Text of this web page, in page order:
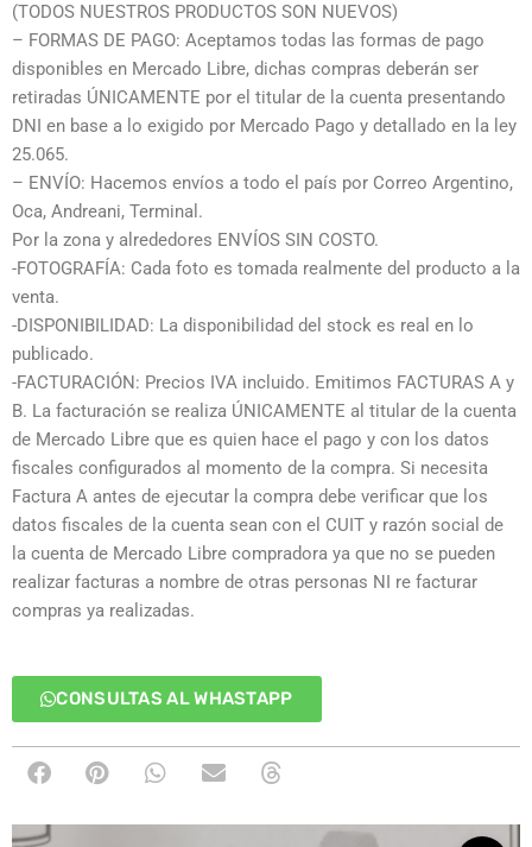
(TODOS NUESTROS PRODUCTOS SON NUEVOS)
– FORMAS DE PAGO: Aceptamos todas las formas de pago
disponibles en Mercado Libre, dichas compras deberán ser
retiradas ÚNICAMENTE por el titular de la cuenta presentando
DNI en base a lo exigido por Mercado Pago y detallado en la ley
25.065.
– ENVÍO: Hacemos envíos a todo el país por Correo Argentino,
Oca, Andreani, Terminal.
Por la zona y alrededores ENVÍOS SIN COSTO.
-FOTOGRAFÍA: Cada foto es tomada realmente del producto a la
venta.
-DISPONIBILIDAD: La disponibilidad del stock es real en lo
publicado.
-FACTURACIÓN: Precios IVA incluido. Emitimos FACTURAS A y
B. La facturación se realiza ÚNICAMENTE al titular de la cuenta
de Mercado Libre que es quien hace el pago y con los datos
fiscales configurados al momento de la compra. Si necesita
Factura A antes de ejecutar la compra debe verificar que los
datos fiscales de la cuenta sean con el CUIT y razón social de
la cuenta de Mercado Libre compradora ya que no se pueden
realizar facturas a nombre de otras personas NI re facturar
compras ya realizadas.
CONSULTAS AL WHASTAPP